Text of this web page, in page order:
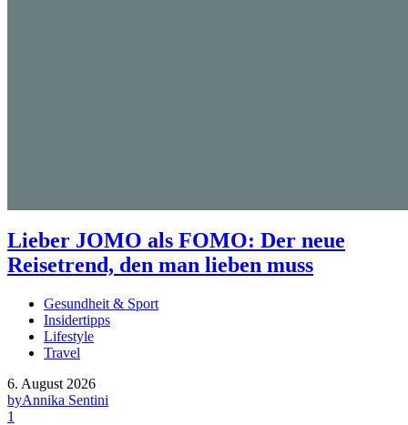
Lieber JOMO als FOMO: Der neue
Reisetrend, den man lieben muss
Gesundheit & Sport
Insidertipps
Lifestyle
Travel
6. August 2026
byAnnika Sentini
1